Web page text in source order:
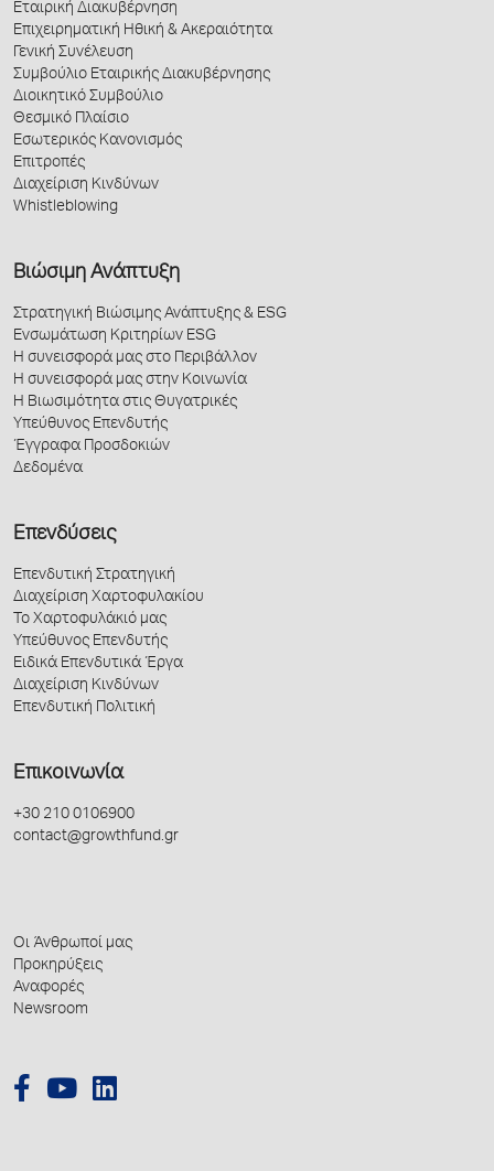
Εταιρική Διακυβέρνηση
Επιχειρηματική Ηθική & Ακεραιότητα
Γενική Συνέλευση
Συμβούλιο Εταιρικής Διακυβέρνησης
Διοικητικό Συμβούλιο
Θεσμικό Πλαίσιο
Εσωτερικός Κανονισμός
Επιτροπές
Διαχείριση Κινδύνων
Whistleblowing
Βιώσιμη Ανάπτυξη
Στρατηγική Βιώσιμης Ανάπτυξης & ESG
Ενσωμάτωση Κριτηρίων ESG
Η συνεισφορά μας στο Περιβάλλον
Η συνεισφορά μας στην Κοινωνία
Η Βιωσιμότητα στις Θυγατρικές
Υπεύθυνος Επενδυτής
Έγγραφα Προσδοκιών
Δεδομένα
Επενδύσεις
Επενδυτική Στρατηγική
Διαχείριση Χαρτοφυλακίου
Το Χαρτοφυλάκιό μας
Υπεύθυνος Επενδυτής
Ειδικά Επενδυτικά Έργα
Διαχείριση Κινδύνων
Επενδυτική Πολιτική
Επικοινωνία
+30 210 0106900
contact@growthfund.gr
Οι Άνθρωποί μας
Προκηρύξεις
Αναφορές
Newsroom